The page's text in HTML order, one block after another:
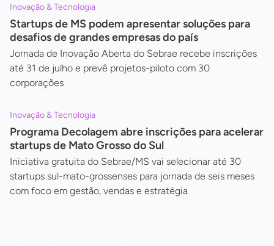
Inovação & Tecnologia
Startups de MS podem apresentar soluções para
desafios de grandes empresas do país
Jornada de Inovação Aberta do Sebrae recebe inscrições
até 31 de julho e prevê projetos-piloto com 30
corporações
Inovação & Tecnologia
Programa Decolagem abre inscrições para acelerar
startups de Mato Grosso do Sul
Iniciativa gratuita do Sebrae/MS vai selecionar até 30
startups sul-mato-grossenses para jornada de seis meses
com foco em gestão, vendas e estratégia